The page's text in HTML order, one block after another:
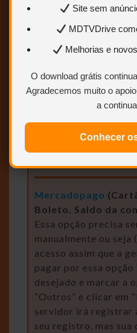
Site sem
MDTVDrive
Melhorias e
O download grátis
Agradecemos muito o
a
Conhecer
conta):
Se optar pagar via
liberados na hora,
“Paypal” e seguir as
próprio site do
paypal irá te
automáticamente
conta será ativada na
Mercadopago
Boleto, Saldo da
Essa opção precisa
manualmente ou seja
acesso assim que a
pagar por essa
desejado e marcar a
“Outros” e clicar em
servidor irá registrar
seu registro, mas